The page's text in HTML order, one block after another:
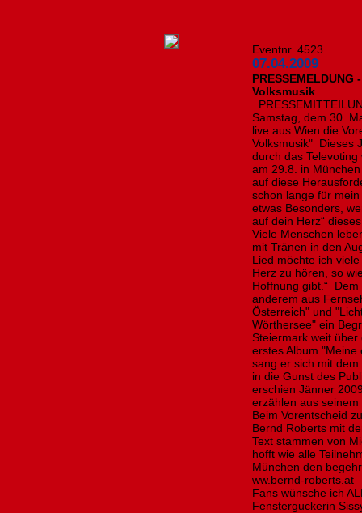
Eventnr. 4523
07.04.2009
Volksmusik
Samstag, dem 30.
live aus Wien die
Volksmusik" Dieses
durch das
am 29.8. in
auf diese
schon lange für
etwas Besonders,
auf dein Herz“
Viele Menschen
mit Tränen in den
Lied möchte ich
Herz zu hören, so
Hoffnung gibt.“
anderem aus
Österreich" und
Wörthersee" ein
Steiermark weit
erstes Album
sang er sich mit
in die Gunst des
erschien Jänner
erzählen aus
Beim Vorentscheid
Bernd Roberts mit
Text stammen von
hofft wie alle
München den
ww.bernd-
Fans wünsche ich
Fensterguckerin